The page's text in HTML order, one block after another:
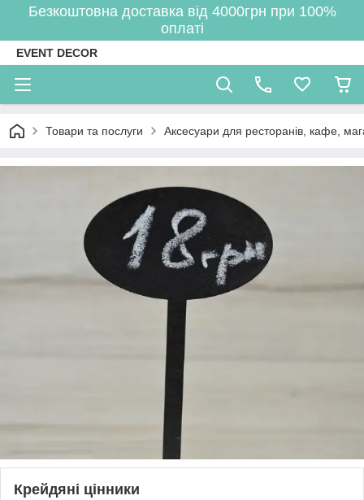
Безкоштовна доставка від 4000грн при 100%
оплаті
EVENT DECOR
Товари та послуги Аксесуари для ресторанів, кафе,
Крейдяні цінники